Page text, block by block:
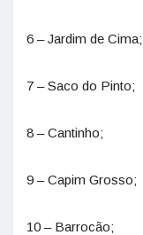
6 – Jardim de Cima;
7 – Saco do Pinto;
8 – Cantinho;
9 – Capim Grosso;
10 – Barrocão;